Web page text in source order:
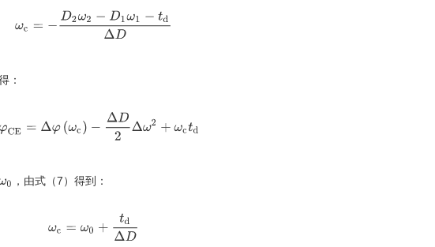
D2ω2− D1 ω1−td ΔD
：
E φ( c D2Δω 2 ωc
0 ，由式（7）得到：
D